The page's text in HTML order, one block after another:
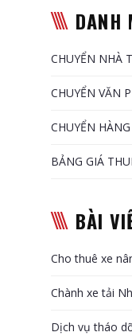
DANH
CHUYỂN NHÀ
CHUYỂN VĂN
CHUYỂN
BẢNG GIÁ
BÀI
Cho thuê xe
Chành xe tải
Dịch vụ tháo